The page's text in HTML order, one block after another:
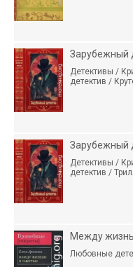
Зарубежный
Детективы /
детектив /
Зарубежный
Детективы /
детектив /
Между
Любовные